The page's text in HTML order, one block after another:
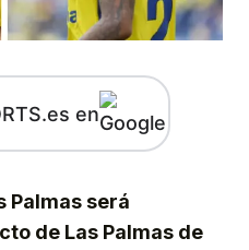
en
Palmas será
de Las Palmas de